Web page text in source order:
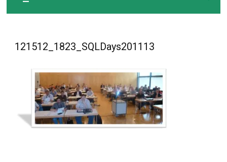
121512_1823_SQLDays201113